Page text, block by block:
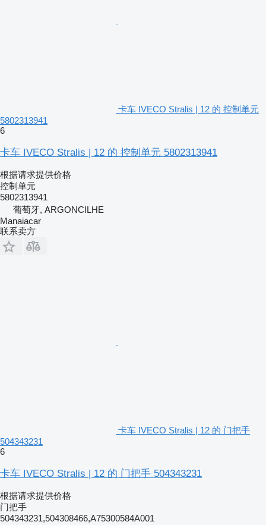
卡车 IVECO Stralis | 12 的 控制单元
5802313941
6
卡车 IVECO Stralis | 12 的 控制单元 5802313941
根据请求提供价格
控制单元
5802313941
葡萄牙, ARGONCILHE
Manaiacar
联系卖方
卡车 IVECO Stralis | 12 的 门把手
504343231
6
卡车 IVECO Stralis | 12 的 门把手 504343231
根据请求提供价格
门把手
504343231,504308466,A75300584A001